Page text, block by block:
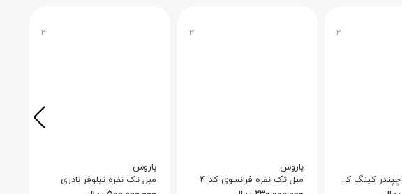
اما لوکس آن برای آپارتمان‌های کوچک که فضای محدودی دارند
با کاغذدیواری‌های جسورانه یا دکور مینیمال هماهنگی دارد و به
را فراهم می‌کند و فضای اتاق خواب، دفتر کار خانگی یا لابی‌های
۳
مبل تک نفره چپندر کینگ کد ۳
۳
باروس
مبل تک نفره فرانسوی کد ۴
۳
باروس
مبل تک نفره نیلوفر نادری